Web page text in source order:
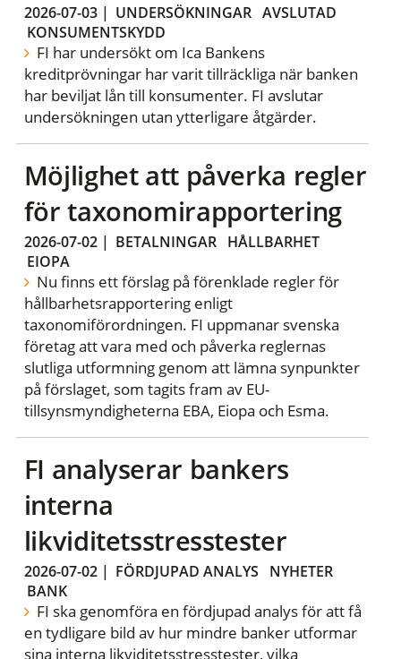
2026-07-03| UNDERSÖKNINGAR AVSLUTAD
KONSUMENTSKYDD
FI har undersökt om Ica Bankens
kreditprövningar har varit tillräckliga när banken
har beviljat lån till konsumenter. FI avslutar
undersökningen utan ytterligare åtgärder.
Möjlighet att påverka regler
för taxonomirapportering
2026-07-02| BETALNINGAR
HÅLLBARHET
EIOPA
Nu finns ett förslag på förenklade regler för
hållbarhetsrapportering enligt
taxonomiförordningen. FI uppmanar svenska
företag att vara med och påverka reglernas
slutliga utformning genom att lämna synpunkter
på förslaget, som tagits fram av EU-
tillsynsmyndigheterna EBA, Eiopa och Esma.
FI analyserar bankers
interna
likviditetsstresstester
2026-07-02| FÖRDJUPAD ANALYS
NYHETER
BANK
FI ska genomföra en fördjupad analys för att få
en tydligare bild av hur mindre banker utformar
sina interna likviditetsstresstester, vilka